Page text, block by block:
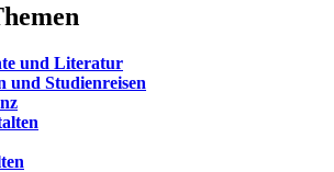
und Literatur
und Studienreisen